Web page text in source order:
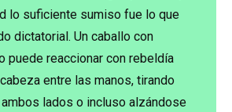
lo suficiente sumiso fue lo que
dictatorial. Un caballo con
puede reaccionar con rebeldía
entre las manos, tirando
lados o incluso alzándose